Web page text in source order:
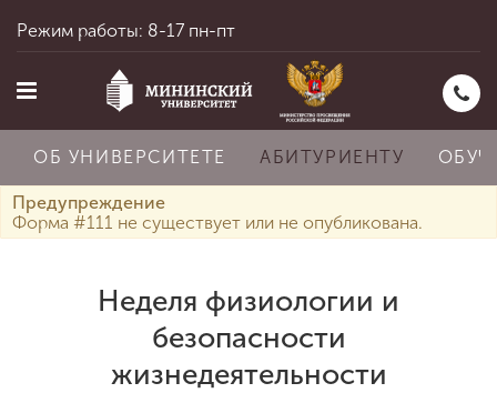
Об университете
Режим работы: 8-17 пн-пт
ОБ УНИВЕРСИТЕТЕ АБИТУРИЕНТУ
Предупреждение
Форма #111 не существует или не опубликована.
Неделя физиологии и
безопасности
жизнедеятельности